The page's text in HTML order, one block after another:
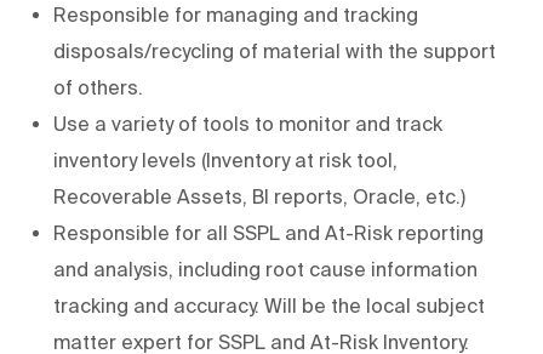
Responsible for managing and tracking
disposals/recycling of material with the support
of others.
Use a variety of tools to monitor and track
inventory levels (Inventory at risk tool,
Recoverable Assets, BI reports, Oracle, etc.)
Responsible for all SSPL and At-Risk reporting
and analysis, including root cause information
tracking and accuracy. Will be the local subject
matter expert for SSPL and At-Risk Inventory.